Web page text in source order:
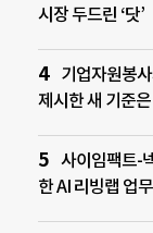
시장 두드린 ‘닷’
기업자원봉
제시한 새 기준은
사이임팩트-
한 AI 리빙랩 업